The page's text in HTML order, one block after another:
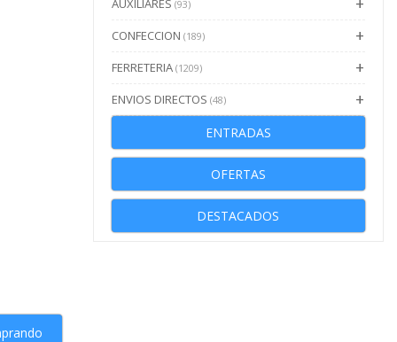
AUXILIARES (93)
CONFECCION (189)
FERRETERIA (1209)
ENVIOS DIRECTOS (48)
ENTRADAS
OFERTAS
DESTACADOS